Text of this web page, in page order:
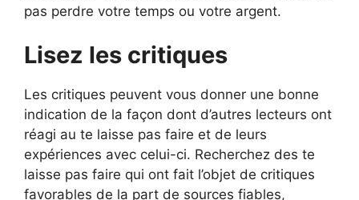
pas perdre votre temps ou votre argent.
Lisez les critiques
Les critiques peuvent vous donner une bonne
indication de la façon dont d’autres lecteurs ont
réagi au te laisse pas faire et de leurs
expériences avec celui-ci. Recherchez des te
laisse pas faire qui ont fait l’objet de critiques
favorables de la part de sources fiables,